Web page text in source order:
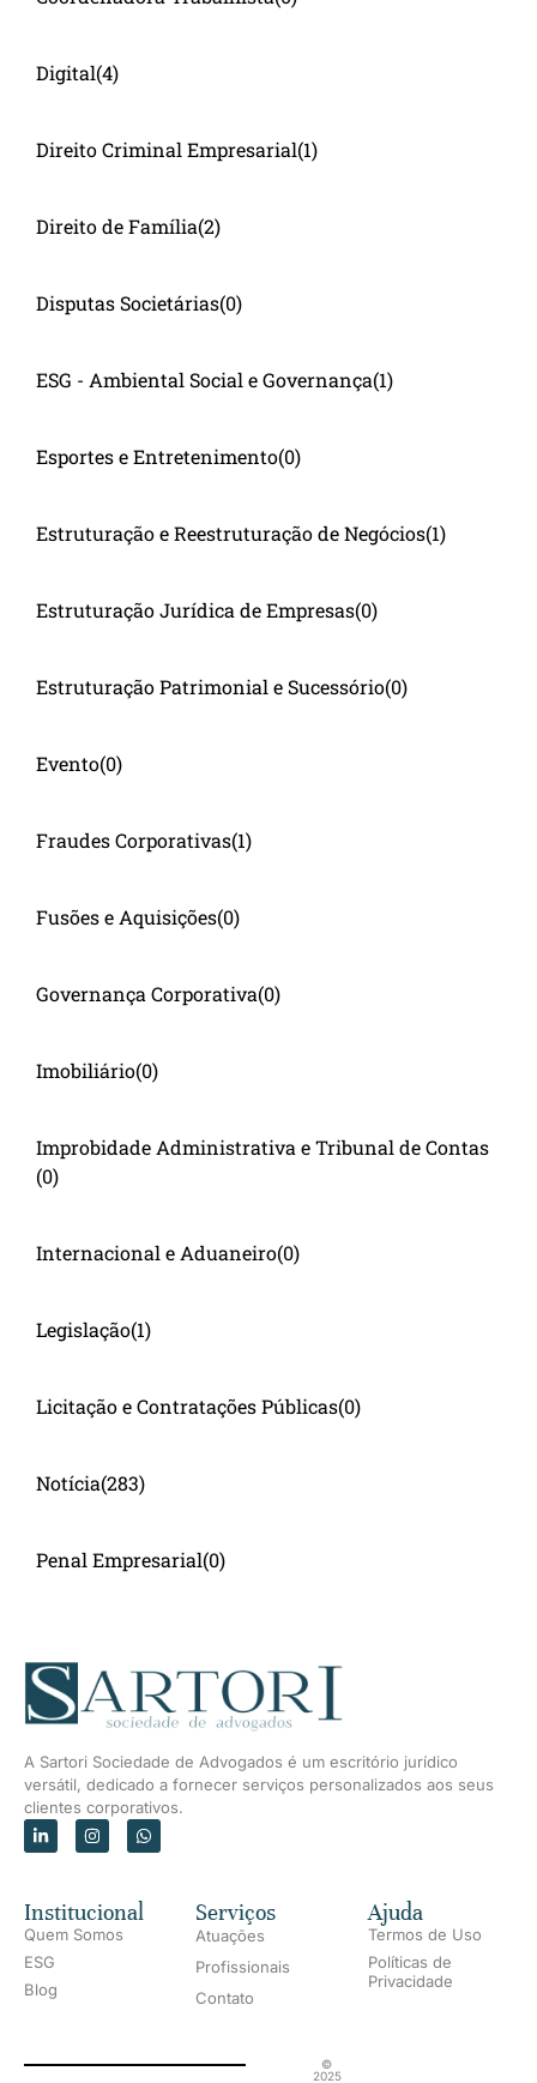
Digital(4)
Direito Criminal Empresarial(1)
Direito de Família(2)
Disputas Societárias(0)
ESG - Ambiental Social e Governança(1)
Esportes e Entretenimento(0)
Estruturação e Reestruturação de Negócios(1)
Estruturação Jurídica de Empresas(0)
Estruturação Patrimonial e Sucessório(0)
Evento(0)
Fraudes Corporativas(1)
Fusões e Aquisições(0)
Governança Corporativa(0)
Imobiliário(0)
Improbidade Administrativa e Tribunal de Contas
(0)
Internacional e Aduaneiro(0)
Legislação(1)
Licitação e Contratações Públicas(0)
Notícia(283)
Penal Empresarial(0)
A Sartori Sociedade de Advogados é um escritório jurídico
versátil, dedicado a fornecer serviços personalizados aos seus
clientes corporativos.
Institucional
Quem Somos
ESG
Blog
Serviços
Atuações
Profissionais
Contato
Ajuda
Termos de Uso
Políticas de
Privacidade
©
2025